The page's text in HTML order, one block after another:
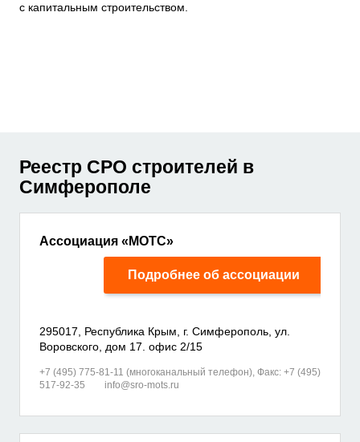
с капитальным строительством.
Реестр СРО строителей в
Симферополе
Ассоциация «МОТС»
Подробнее об ассоциации
295017, Республика Крым, г. Симферополь, ул.
Воровского, дом 17. офис 2/15
+7 (495) 775-81-11 (многоканальный телефон), Факс: +7 (495)
517-92-35
info@sro-mots.ru